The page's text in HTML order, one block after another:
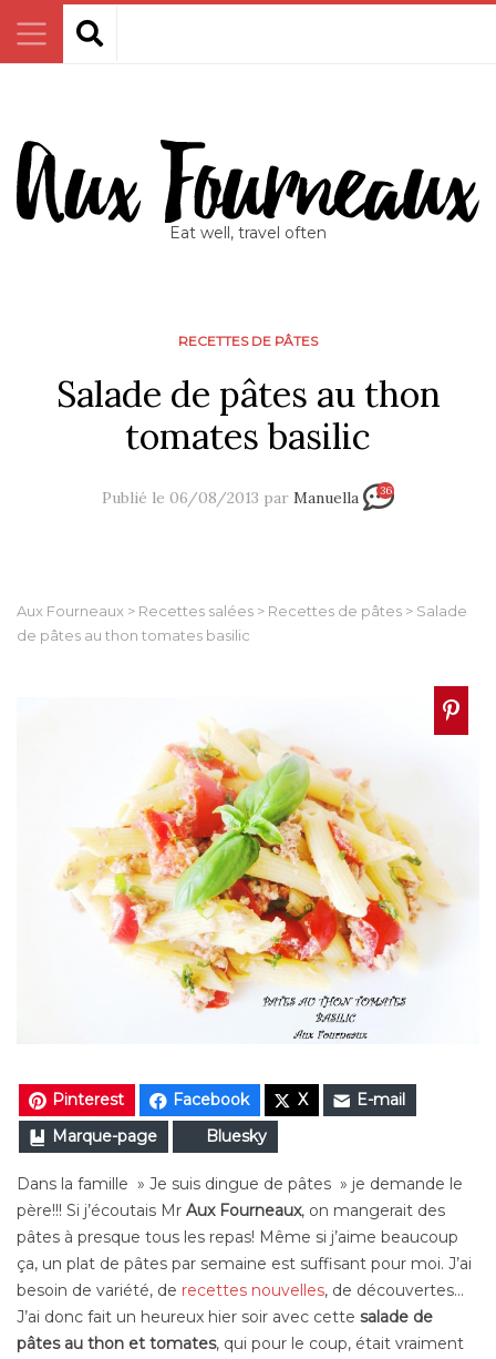
Eat well, travel often
RECETTES DE PÂTES
Salade de pâtes au thon
tomates basilic
Publié le 06/08/2013 par Manuella 36
Aux Fourneaux > Recettes salées > Recettes de pâtes > Salade
de pâtes au thon tomates basilic
Pinterest Facebook X
E-mail
Marque-page
Bluesky
Dans la famille » Je suis dingue de pâtes » je demande le
père!!! Si j’écoutais Mr Aux Fourneaux, on mangerait des
pâtes à presque tous les repas! Même si j’aime beaucoup
ça, un plat de pâtes par semaine est suffisant pour moi. J’ai
besoin de variété, de recettes nouvelles, de découvertes…
J’ai donc fait un heureux hier soir avec cette salade de
pâtes au thon et tomates, qui pour le coup, était vraiment